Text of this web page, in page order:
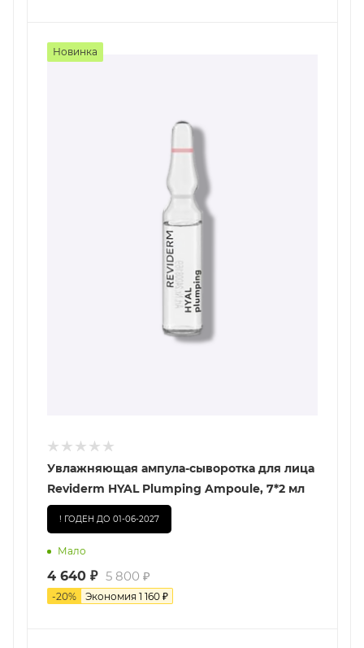
Новинка
Увлажняющая ампула-сыворотка для лица
Reviderm HYAL Plumping Ampoule, 7*2 мл
! ГОДЕН ДО 01-06-2027
Мало
4 640 ₽ 5 800 ₽
-20% Экономия 1 160 ₽